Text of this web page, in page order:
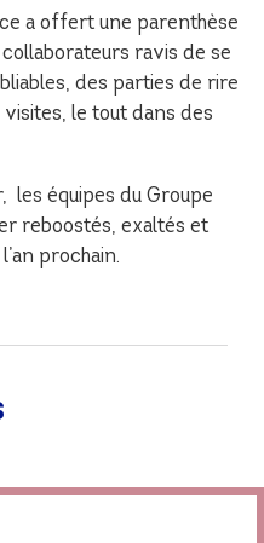
a offert une parenthèse
ravis de se
des parties de rire
le tout dans des
les équipes du Groupe
reboostés, exaltés et
prochain.